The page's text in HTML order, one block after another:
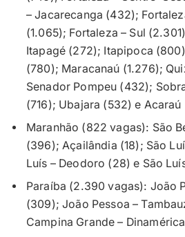
– Jacarecanga (432);
(1.065); Fortaleza – Sul
Itapagé (272); Itapipoca
(780); Maracanaú (1.276);
Senador Pompeu (432);
(716); Ubajara (532) e Acaraú
Maranhão (822 vagas): São
(396); Açailândia (18); São
Luís – Deodoro (28) e São
Paraíba (2.390 vagas): João
(309); João Pessoa –
Campina Grande –